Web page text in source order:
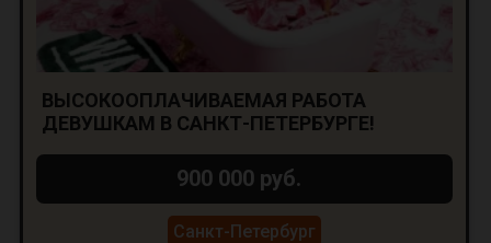
ВЫСОКООПЛАЧИВАЕМАЯ РАБОТА
ДЕВУШКАМ В САНКТ-ПЕТЕРБУРГЕ!
900 000 руб.
Санкт-Петербург